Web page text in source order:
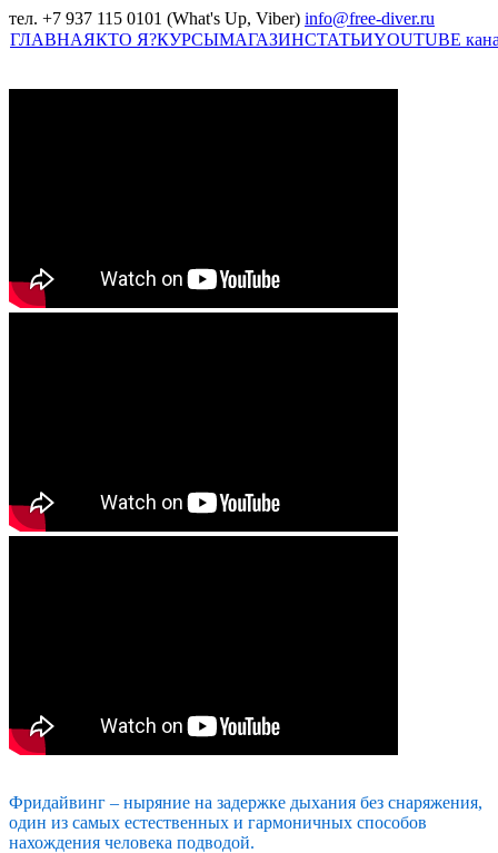
тел. +7 937 115 0101 (What's Up, Viber) info@free-diver.ru
ГЛАВНАЯКТО Я?КУРСЫМАГАЗИНСТАТЬИYOUTUBE
Фридайвинг – ныряние на задержке дыхания без снаряжения,
один из самых естественных и гармоничных способов
нахождения человека подводой.